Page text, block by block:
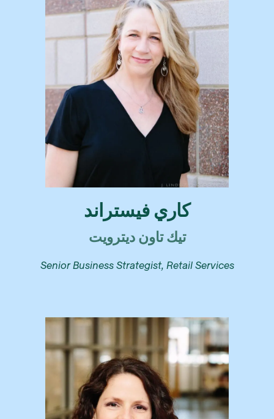
كاري فيستراند
تيك تاون ديترويت
Senior Business Strategist, Retail Services